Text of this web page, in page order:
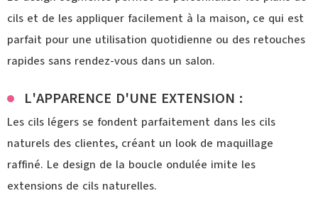
cils et de les appliquer facilement à la maison, ce qui est
parfait pour une utilisation quotidienne ou des retouches
rapides sans rendez-vous dans un salon.
L'APPARENCE D'UNE EXTENSION :
Les cils légers se fondent parfaitement dans les cils
naturels des clientes, créant un look de maquillage
raffiné. Le design de la boucle ondulée imite les
extensions de cils naturelles.